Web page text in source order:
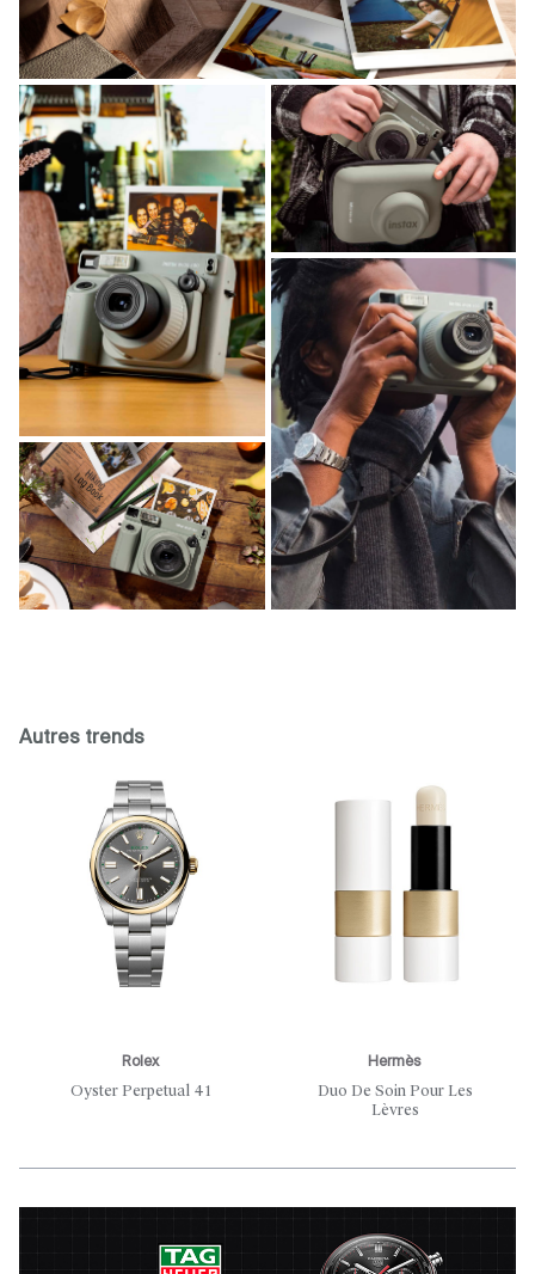
Autres trends
Rolex
Oyster Perpetual 41
Hermès
Duo De Soin Pour Les
Lèvres